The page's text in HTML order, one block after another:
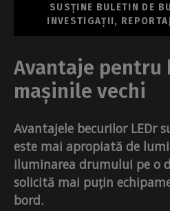
SUSȚINE BULETIN DE
INVESTIGAȚII,
Avantaje pentru
mașinile vechi
Avantajele becurilor LEDr
este mai apropiată de
iluminarea drumului pe o
solicită mai puțin
bord.